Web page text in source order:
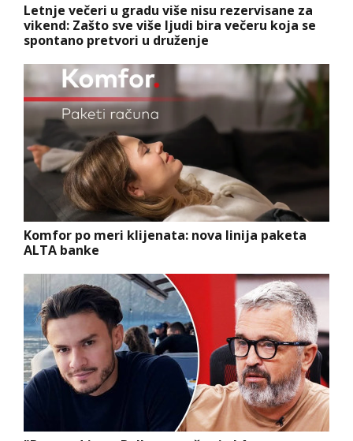
Letnje večeri u gradu više nisu rezervisane za
vikend: Zašto sve više ljudi bira večeru koja se
spontano pretvori u druženje
Komfor po meri klijenata: nova linija paketa
ALTA banke